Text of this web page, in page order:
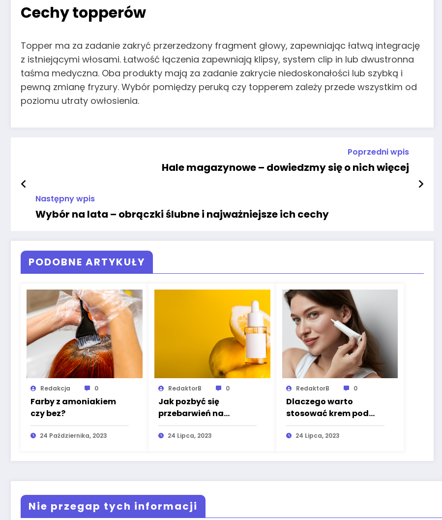
Cechy topperów
Topper ma za zadanie zakryć przerzedzony fragment głowy, zapewniając łatwą integrację
z istniejącymi włosami. Łatwość łączenia zapewniają klipsy, system clip in lub dwustronna
taśma medyczna. Oba produkty mają za zadanie zakrycie niedoskonałości lub szybką i
pewną zmianę fryzury. Wybór pomiędzy peruką czy topperem zależy przede wszystkim od
poziomu utraty owłosienia.
Poprzedni wpis
Hale magazynowe – dowiedzmy się o nich więcej
Następny wpis
Wybór na lata – obrączki ślubne i najważniejsze ich cechy
PODOBNE ARTYKUŁY
Redakcja 0
Farby z amoniakiem
czy bez?
24 Października, 2023
RedaktorB 0
Jak pozbyć się
przebarwień na
skórze? Poznajcie
skuteczne sposoby
24 Lipca, 2023
RedaktorB 0
Dlaczego warto
stosować krem pod
oczy?
24 Lipca, 2023
Nie przegap tych informacji